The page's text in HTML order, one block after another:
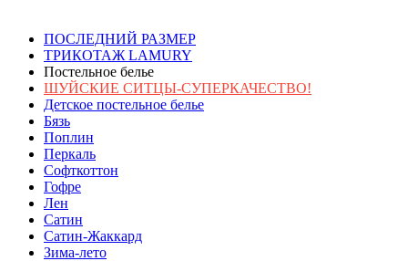
ПОСЛЕДНИЙ РАЗМЕР
ТРИКОТАЖ LAMURY
Постельное белье
ШУЙСКИЕ СИТЦЫ-СУПЕРКАЧЕСТВО!
Детское постельное белье
Бязь
Поплин
Перкаль
Софткоттон
Гофре
Лен
Сатин
Сатин-Жаккард
Зима-лето